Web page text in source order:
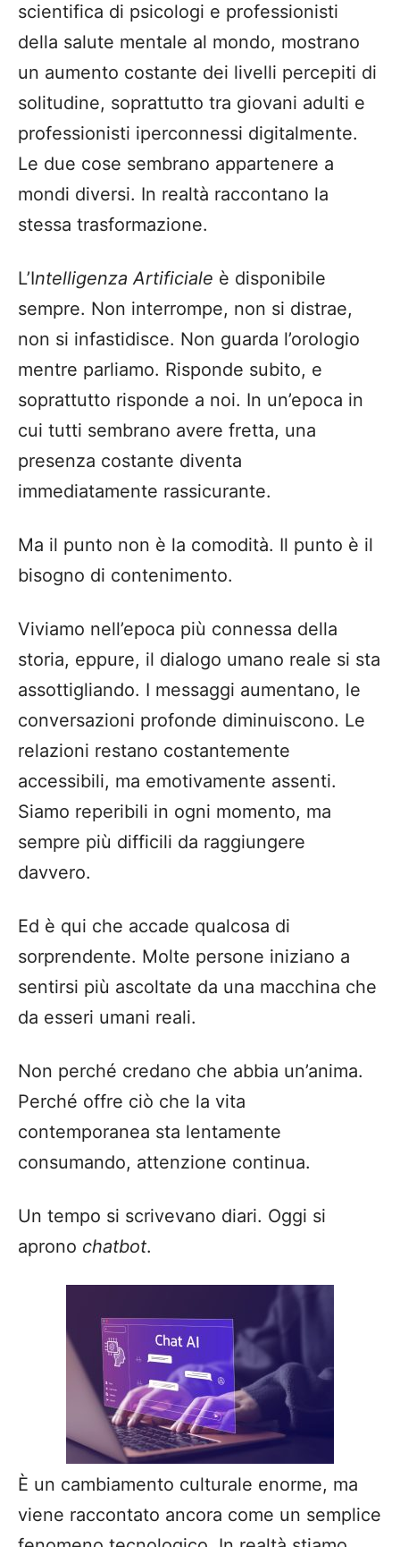
scientifica di psicologi e professionisti
della salute mentale al mondo, mostrano
un aumento costante dei livelli percepiti di
solitudine, soprattutto tra giovani adulti e
professionisti iperconnessi digitalmente.
Le due cose sembrano appartenere a
mondi diversi. In realtà raccontano la
stessa trasformazione.
L’Intelligenza Artificiale è disponibile
sempre. Non interrompe, non si distrae,
non si infastidisce. Non guarda l’orologio
mentre parliamo. Risponde subito, e
soprattutto risponde a noi. In un’epoca in
cui tutti sembrano avere fretta, una
presenza costante diventa
immediatamente rassicurante.
Ma il punto non è la comodità. Il punto è il
bisogno di contenimento.
Viviamo nell’epoca più connessa della
storia, eppure, il dialogo umano reale si sta
assottigliando. I messaggi aumentano, le
conversazioni profonde diminuiscono. Le
relazioni restano costantemente
accessibili, ma emotivamente assenti.
Siamo reperibili in ogni momento, ma
sempre più difficili da raggiungere
davvero.
Ed è qui che accade qualcosa di
sorprendente. Molte persone iniziano a
sentirsi più ascoltate da una macchina che
da esseri umani reali.
Non perché credano che abbia un’anima.
Perché offre ciò che la vita
contemporanea sta lentamente
consumando, attenzione continua.
Un tempo si scrivevano diari. Oggi si
aprono chatbot.
È un cambiamento culturale enorme, ma
viene raccontato ancora come un semplice